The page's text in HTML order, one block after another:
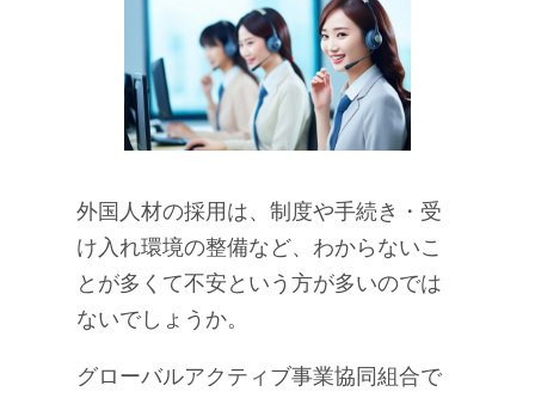
外国人材の採用は、制度や手続き・受
け入れ環境の整備など、わからないこ
とが多くて不安という方が多いのでは
ないでしょうか。
グローバルアクティブ事業協同組合で